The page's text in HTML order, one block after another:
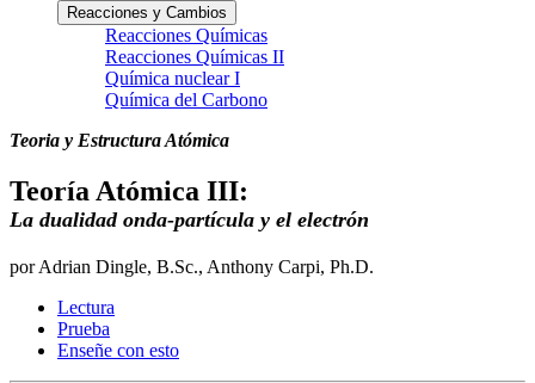
Reacciones y Cambios
Reacciones Químicas
Reacciones Químicas II
Química nuclear I
Química del Carbono
Teoria y Estructura Atómica
Teoría Atómica III:
La dualidad onda-partícula y el electrón
por Adrian Dingle, B.Sc., Anthony Carpi, Ph.D.
Lectura
Prueba
Enseñe con esto